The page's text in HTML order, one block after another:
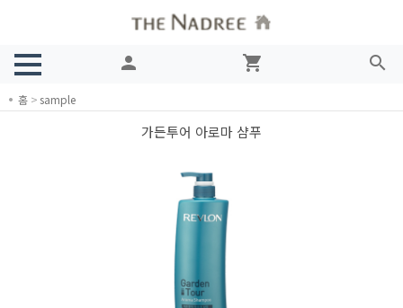
person shopping_cart search
홈 >sample
가든투어 아로마 샴푸